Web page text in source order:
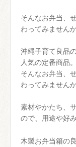
そんなお弁当、
わってみません
沖縄子育て良品
人気の定番商品。
そんなお弁当、
わってみません
素材やかたち、
ので、用途や好
木製お弁当箱の